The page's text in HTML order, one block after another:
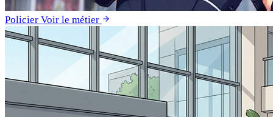
Policier Voir le métier